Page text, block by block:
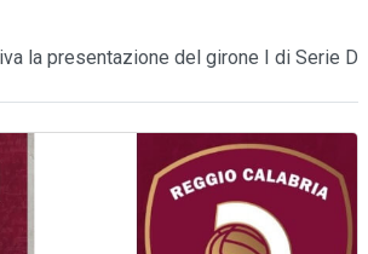
la presentazione del girone I di Serie D